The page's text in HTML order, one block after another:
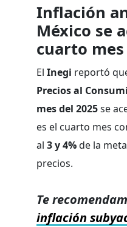
Inflación
México se
cuarto
El Inegi reportó
Precios al
mes del 2025se
es el cuarto mes
al 3 y 4%de la
precios.
Te
inflación